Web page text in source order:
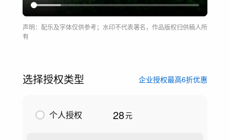
声明：配乐及字体仅供参考；水印不代表署名，作品版权归供稿人所
有
选择授权类型 企业授权最高6折优惠
个人授权 28元